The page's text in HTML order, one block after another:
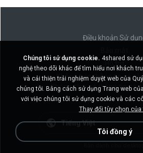
Điều khoản Sử
Không bán thông tin cá
Không chia sẻ thông tin cá
Tiếng Việt
Chúng tôi sử dụng cookie. 4shared sử
nghệ theo dõi khác để tìm hiểu nơi khách
và cải thiện trải nghiệm duyệt web của
chúng tôi. Bằng cách sử dụng Trang web
với việc chúng tôi sử dụng cookie và các
Thay đổi tùy chọn của
Tôi đồng ý